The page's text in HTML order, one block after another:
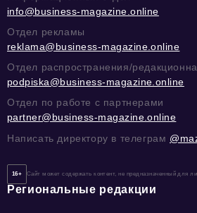
info@business-magazine.online
Отдел рекламы
reklama@business-magazine.online
Отдел распространения/
podpiska@business-magazine.online
Отдел по работе с партнерами
partner@business-magazine.online
Написать директору в телеграм
16+ Сайт может содержать контент, не предназначенный для
Региональные редакции